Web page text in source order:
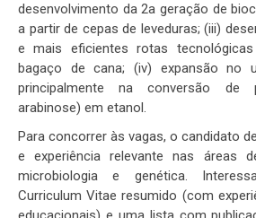
desenvolvimento da 2a geração de
a partir de cepas de leveduras; (iii)
e mais eficientes rotas
bagaço de cana; (iv) expansão no
principalmente na conversão de
arabinose) em etanol.
Para concorrer às vagas, o candidato
e experiência relevante nas áreas
microbiologia e genética.
Curriculum Vitae resumido (com